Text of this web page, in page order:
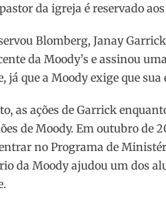
da igreja é reservado
Blomberg, Janay
da Moody’s e assinou
já que a Moody exige que
as ações de Garrick
de Moody. Em outubro de
no Programa de
da Moody ajudou um dos